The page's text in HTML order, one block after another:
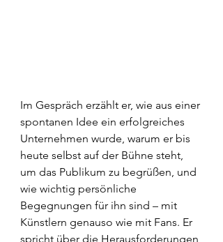
Im Gespräch erzählt er, wie aus einer
spontanen Idee ein erfolgreiches
Unternehmen wurde, warum er bis
heute selbst auf der Bühne steht,
um das Publikum zu begrüßen, und
wie wichtig persönliche
Begegnungen für ihn sind – mit
Künstlern genauso wie mit Fans. Er
spricht über die Herausforderungen